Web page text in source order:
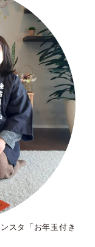
スタ「お年玉付き